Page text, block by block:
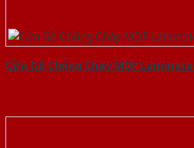
Cửa Gỗ Chống Cháy MDF Laminate